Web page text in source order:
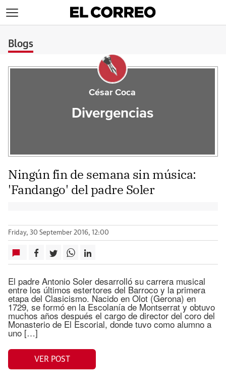
Blogs
César Coca
Divergencias
Ningún fin de semana sin música:
'Fandango' del padre Soler
Friday, 30 September 2016, 12:00
El padre Antonio Soler desarrolló su carrera musical
entre los últimos estertores del Barroco y la primera
etapa del Clasicismo. Nacido en Olot (Gerona) en
1729, se formó en la Escolanía de Montserrat y obtuvo
muchos años después el cargo de director del coro del
Monasterio de El Escorial, donde tuvo como alumno a
uno […]
VER POST